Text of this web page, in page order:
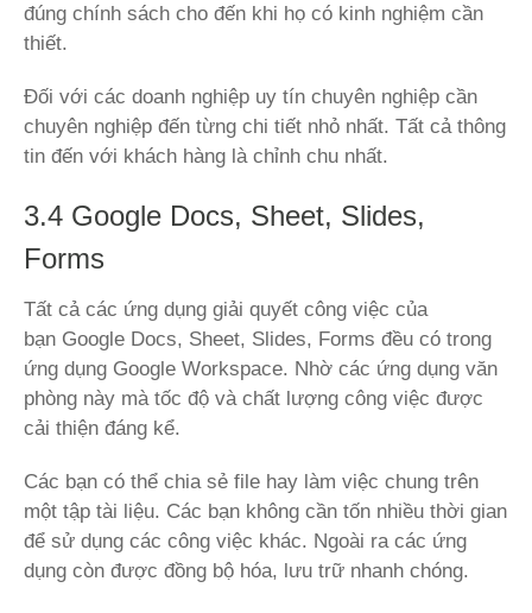
đúng chính sách cho đến khi họ có kinh nghiệm cần
thiết.
Đối với các doanh nghiệp uy tín chuyên nghiệp cần
chuyên nghiệp đến từng chi tiết nhỏ nhất. Tất cả thông
tin đến với khách hàng là chỉnh chu nhất.
3.4 Google Docs, Sheet, Slides,
Forms
Tất cả các ứng dụng giải quyết công việc của
bạn Google Docs, Sheet, Slides, Forms đều có trong
ứng dụng Google Workspace. Nhờ các ứng dụng văn
phòng này mà tốc độ và chất lượng công việc được
cải thiện đáng kể.
Các bạn có thể chia sẻ file hay làm việc chung trên
một tập tài liệu. Các bạn không cần tốn nhiều thời gian
để sử dụng các công việc khác. Ngoài ra các ứng
dụng còn được đồng bộ hóa, lưu trữ nhanh chóng.